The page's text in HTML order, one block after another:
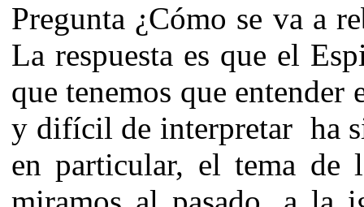
Pregunta ¿Cómo se va a
La respuesta es que el
que tenemos que
y difícil de interpretar ha
en particular, el tema de